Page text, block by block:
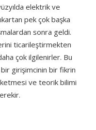
elektrik ve
pek çok başka
sonra geldi.
ticarileştirmekten
çok ilgilenirler. Bu
girişimcinin bir fikrin
ve teorik bilimi